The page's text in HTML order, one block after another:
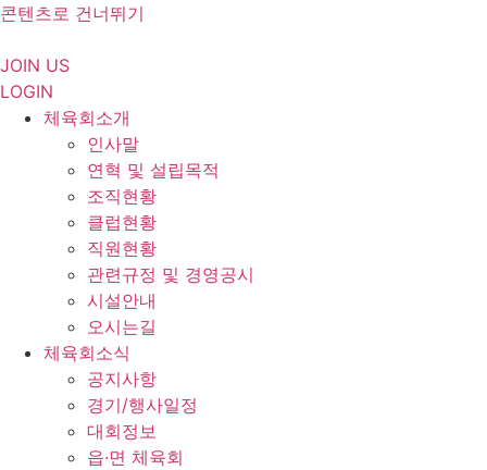
콘텐츠로 건너뛰기
JOIN US
LOGIN
체육회소개
인사말
연혁 및 설립목적
조직현황
클럽현황
직원현황
관련규정 및 경영공시
시설안내
오시는길
체육회소식
공지사항
경기/행사일정
대회정보
읍·면 체육회